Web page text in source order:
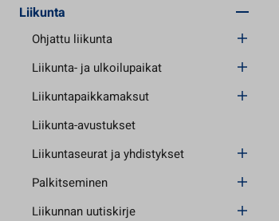
Liikunta
Ohjattu liikunta
Liikunta- ja ulkoilupaikat
Liikuntapaikkamaksut
Liikunta-avustukset
Liikuntaseurat ja yhdistykset
Palkitseminen
Liikunnan uutiskirje